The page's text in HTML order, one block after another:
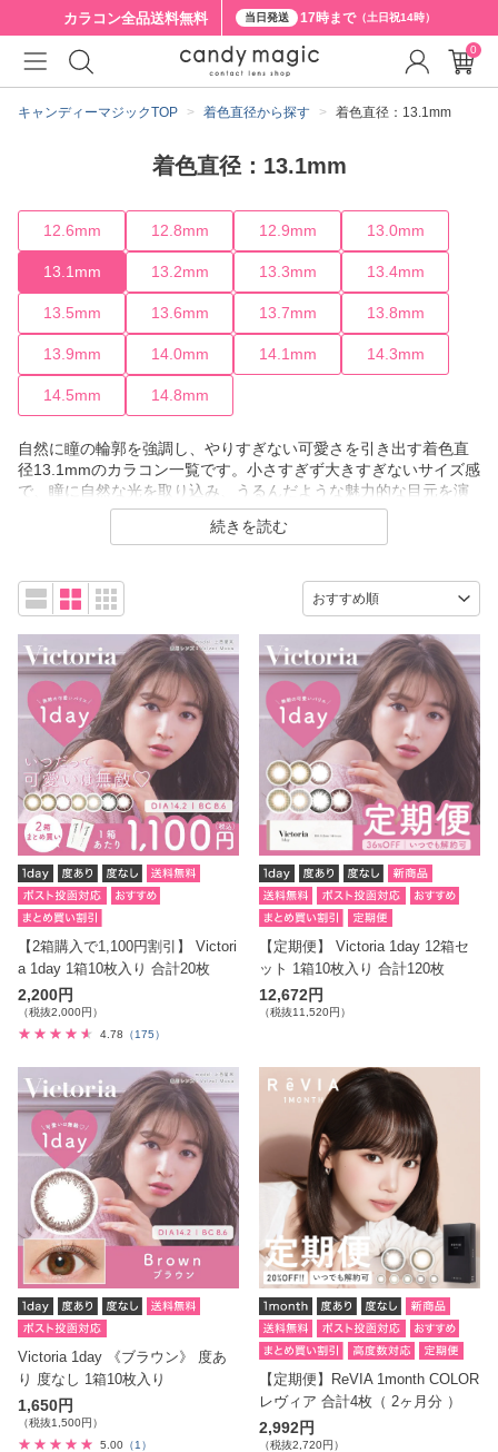
カラコン全品送料無料 当日発送 17時まで（土日祝14時）
キャンディーマジックTOP 着色直径から探す 着色直径：13.1mm
着色直径：13.1mm
12.6mm 12.8mm 12.9mm 13.0mm
13.1mm 13.2mm 13.3mm 13.4mm
13.5mm 13.6mm 13.7mm 13.8mm
13.9mm 14.0mm 14.1mm 14.3mm
14.5mm 14.8mm
自然に瞳の輪郭を強調し、やりすぎない可愛さを引き出す着色直
径13.1mmのカラコン一覧です。小さすぎず大きすぎないサイズ感
で、瞳に自然な光を取り込み、うるんだような魅力的な目元を演
出します。ナチュラルメイクにもしっかりメイクにも合わせやす
く、オンオフ問わず使える万能さが魅力。さりげなく印象を変え
続きを読む
【2箱購入で1,100円割引】 Victori
a 1day 1箱10枚入り 合計20枚
2,200円
（税抜2,000円）
4.78 （175）
【定期便】 Victoria 1day 12箱セ
ット 1箱10枚入り 合計120枚
12,672円
（税抜11,520円）
Victoria 1day 《ブラウン》 度あ
り 度なし 1箱10枚入り
1,650円
（税抜1,500円）
5.00 （1）
【定期便】ReVIA 1month COLOR
レヴィア 合計4枚（ 2ヶ月分 ）
2,992円
（税抜2,720円）
0